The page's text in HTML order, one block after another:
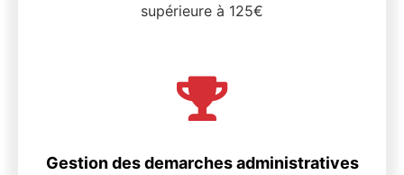
supérieure à 125€
Gestion des demarches administratives